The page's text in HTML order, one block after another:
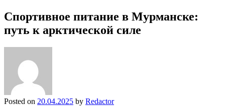
Спортивное питание в Мурманске:
путь к арктической силе
Posted on 20.04.2025 by Redactor